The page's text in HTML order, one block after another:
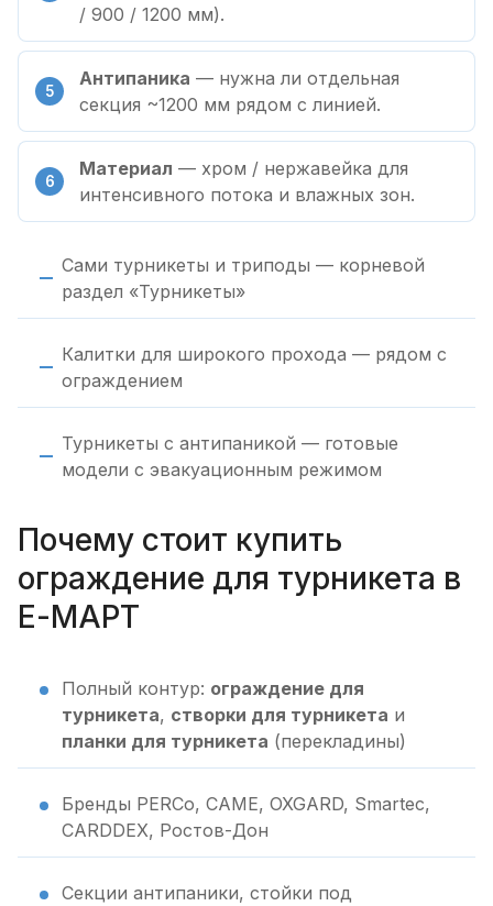
/ 900 / 1200 мм).
Антипаника — нужна ли отдельная
секция ~1200 мм рядом с линией.
Материал — хром / нержавейка для
интенсивного потока и влажных зон.
Сами турникеты и триподы — корневой
раздел «Турникеты»
Калитки для широкого прохода — рядом с
ограждением
Турникеты с антипаникой — готовые
модели с эвакуационным режимом
Почему стоит купить
ограждение для турникета в
Е-МАРТ
Полный контур: ограждение для
турникета, створки для турникета и
планки для турникета (перекладины)
Бренды PERCo, CAME, OXGARD, Smartec,
CARDDEX, Ростов-Дон
Секции антипаники, стойки под